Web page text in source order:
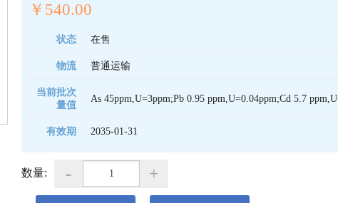
￥540.00
状态 在售
物流 普通运输
当前批次
量值
As 45ppm,U=3ppm;Pb 0.95 ppm,U=0.04ppm;Cd 5.7
有效期 2035-01-31
数量: - +